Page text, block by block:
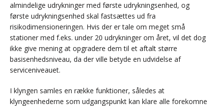
almindelige udrykninger med første udrykningsenhed, og
første udrykningsenhed skal fastsættes ud fra
risikodimensioneringen. Hvis der er tale om meget små
stationer med f.eks. under 20 udrykninger om året, vil det dog
ikke give mening at opgradere dem til et aftalt større
basisenhedsniveau, da der ville betyde en udvidelse af
serviceniveauet.
I klyngen samles en række funktioner, således at
klyngeenhederne som udgangspunkt kan klare alle forekomne